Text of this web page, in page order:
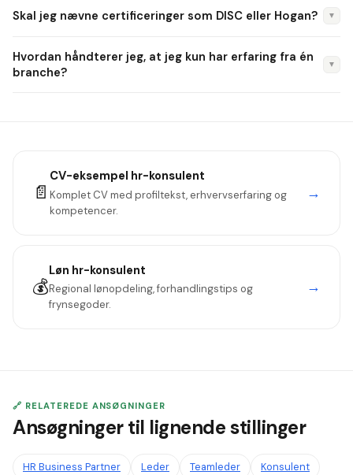
antal timer og fleksibilitet — det er bedre end at komme til
Skal jeg nævne certificeringer som DISC eller Hogan? ▼
certifikater er relevante i rekrutterings- og
Hvordan håndterer jeg, at jeg kun har erfaring fra én
branche?
▼
📄
CV-eksempel hr-konsulent
Komplet CV med profiltekst, erhvervserfaring og
kompetencer.
→
💰
Løn hr-konsulent
Regional lønopdeling, forhandlingstips og
frynsegoder.
→
🔗 RELATEREDE ANSØGNINGER
Ansøgninger til lignende stillinger
HR Business Partner Leder Teamleder
Konsulent